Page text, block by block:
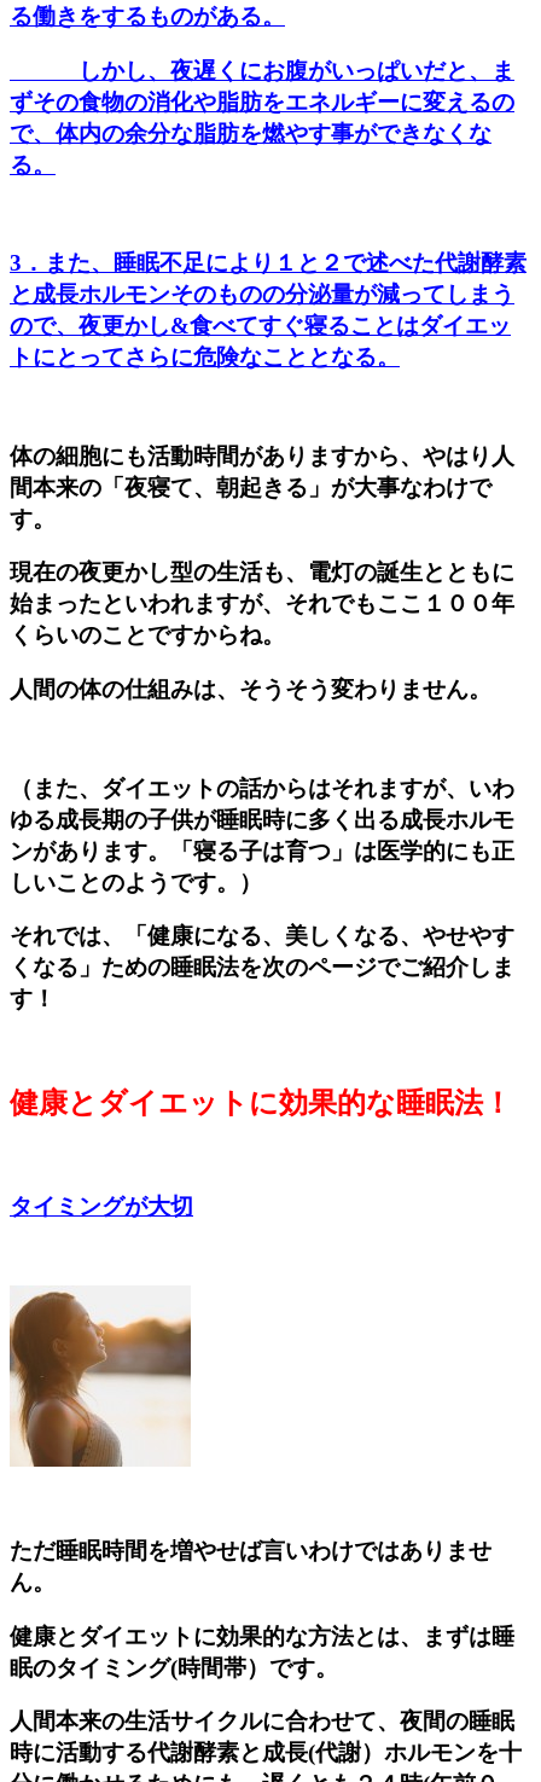
る働きをするものがある。
しかし、夜遅くにお腹がいっぱいだと、ま
ずその食物の消化や脂肪をエネルギーに変えるの
で、体内の余分な脂肪を燃やす事ができなくな
る。
3．また、睡眠不足により１と２で述べた代謝酵素
と成長ホルモンそのものの分泌量が減ってしまう
ので、夜更かし&食べてすぐ寝ることはダイエッ
トにとってさらに危険なこととなる。
体の細胞にも活動時間がありますから、やはり人
間本来の「夜寝て、朝起きる」が大事なわけで
す。
現在の夜更かし型の生活も、電灯の誕生とともに
始まったといわれますが、それでもここ１００年
くらいのことですからね。
人間の体の仕組みは、そうそう変わりません。
（また、ダイエットの話からはそれますが、いわ
ゆる成長期の子供が睡眠時に多く出る成長ホルモ
ンがあります。「寝る子は育つ」は医学的にも正
しいことのようです。）
それでは、「健康になる、美しくなる、やせやす
くなる」ための睡眠法を次のページでご紹介しま
す！
健康とダイエットに効果的な睡眠法！
タイミングが大切
ただ睡眠時間を増やせば言いわけではありませ
ん。
健康とダイエットに効果的な方法とは、まずは睡
眠のタイミング(時間帯）です。
人間本来の生活サイクルに合わせて、夜間の睡眠
時に活動する代謝酵素と成長(代謝）ホルモンを十